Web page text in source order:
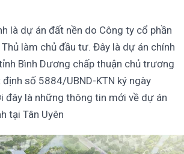
là dự án đất nền do Công ty cổ phần
làm chủ đầu tư. Đây là dự án chính
Bình Dương chấp thuận chủ trương
số 5884/UBND-KTN ký ngày
là những thông tin mới về dự án
tại Tân Uyên